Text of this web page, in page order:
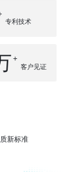
专利技术
+
客户见证
新标准